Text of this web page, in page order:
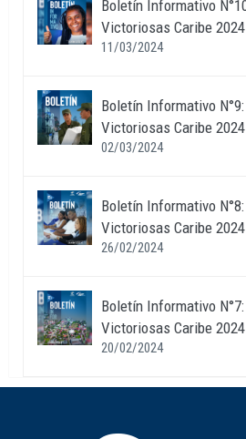
Boletín Informativo
Victoriosas Caribe 2024
11/03/2024
Boletín Informativo
Victoriosas Caribe 2024
02/03/2024
Boletín Informativo
Victoriosas Caribe 2024
26/02/2024
Boletín Informativo
Victoriosas Caribe 2024
20/02/2024